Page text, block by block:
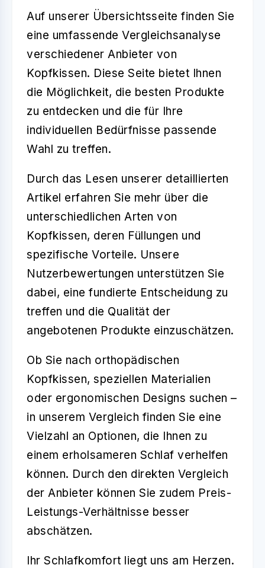
Auf unserer Übersichtsseite finden Sie
eine umfassende Vergleichsanalyse
verschiedener Anbieter von
Kopfkissen. Diese Seite bietet Ihnen
die Möglichkeit, die besten Produkte
zu entdecken und die für Ihre
individuellen Bedürfnisse passende
Wahl zu treffen.
Durch das Lesen unserer detaillierten
Artikel erfahren Sie mehr über die
unterschiedlichen Arten von
Kopfkissen, deren Füllungen und
spezifische Vorteile. Unsere
Nutzerbewertungen unterstützen Sie
dabei, eine fundierte Entscheidung zu
treffen und die Qualität der
angebotenen Produkte einzuschätzen.
Ob Sie nach orthopädischen
Kopfkissen, speziellen Materialien
oder ergonomischen Designs suchen –
in unserem Vergleich finden Sie eine
Vielzahl an Optionen, die Ihnen zu
einem erholsameren Schlaf verhelfen
können. Durch den direkten Vergleich
der Anbieter können Sie zudem Preis-
Leistungs-Verhältnisse besser
abschätzen.
Ihr Schlafkomfort liegt uns am Herzen.